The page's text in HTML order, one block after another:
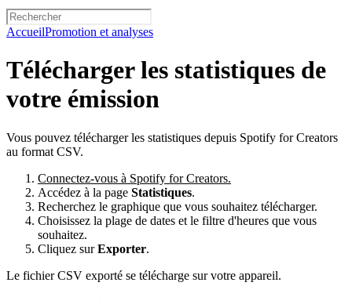
AccueilPromotion et analyses
Télécharger les statistiques de
votre émission
Vous pouvez télécharger les statistiques depuis Spotify for Creators
au format CSV.
Connectez-vous à Spotify for Creators.
Accédez à la page Statistiques.
Recherchez le graphique que vous souhaitez télécharger.
Choisissez la plage de dates et le filtre d'heures que vous
souhaitez.
Cliquez surExporter.
Le fichier CSV exporté se télécharge sur votre appareil.